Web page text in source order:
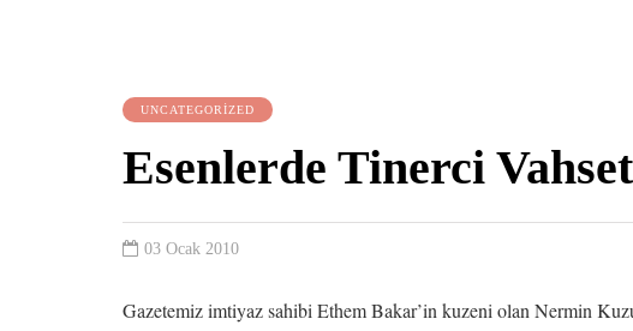
UNCATEGORIZED
Esenlerde Tinerci
03 Ocak 2010
Gazetemiz imtiyaz sahibi Ethem Bakar’in kuzeni olan Nermin